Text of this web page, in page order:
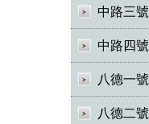
中路三號
中路四號
八德一號
八德二號